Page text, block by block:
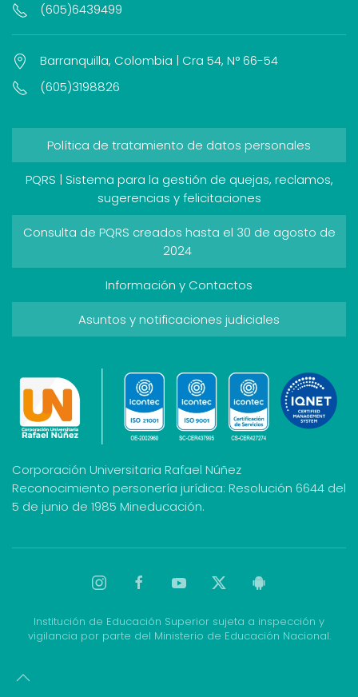
(605)6439499
Barranquilla, Colombia | Cra 54, N° 66-54
(605)3198826
Política de tratamiento de datos personales
PQRS | Sistema para la gestión de quejas, reclamos,
sugerencias y felicitaciones
Consulta de PQRS creados hasta el 30 de agosto de
2024
Información y Contactos
Asuntos y notificaciones judiciales
Corporación Universitaria Rafael Núñez
Reconocimiento personería jurídica: Resolución 6644 del
5 de junio de 1985 Mineducación.
Institución de Educación Superior sujeta a inspección y
vigilancia por parte del Ministerio de Educación Nacional.